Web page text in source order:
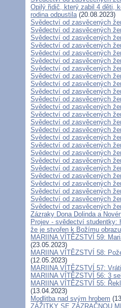
Opilý řidič, který zabil 4 děti,
rodina odpustila(20.08.2023)
Svědectví od zasvěcených
Svědectví od zasvěcených
Svědectví od zasvěcených
Svědectví od zasvěcených
Svědectví od zasvěcených
Svědectví od zasvěcených
Svědectví od zasvěcených
Svědectví od zasvěcených
Svědectví od zasvěcených
Svědectví od zasvěcených
Svědectví od zasvěcených
Svědectví od zasvěcených
Svědectví od zasvěcených
Svědectví od zasvěcených
Svědectví od zasvěcených
Svědectví od zasvěcených
Svědectví od zasvěcených
Svědectví od zasvěcených
Svědectví od zasvěcených
Svědectví od zasvěcených
Svědectví od zasvěcených
Svědectví od zasvěcených
Svědectví od zasvěcených
Svědectví od zasvěcených
Svědectví od zasvěcených
Zázraky Dona Dolinda a
Projev - svědectví studentky:
že je stvořen k Božímu obrazu
MARIINA VÍTĚZSTVÍ 59:
(23.05.2023)
MARIINA VÍTĚZSTVÍ 58:
(12.05.2023)
MARIINA VÍTĚZSTVÍ 57:
MARIINA VÍTĚZSTVÍ 56: 3
MARIINA VÍTĚZSTVÍ 55:
(13.04.2023)
Modlitba nad svým hrobem
ZÁŽITKY SE ZÁZRAČNOU